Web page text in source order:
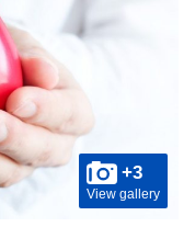
+3
View gallery